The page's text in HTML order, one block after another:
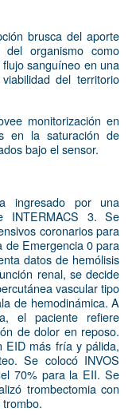
brusca del aporte
organismo como
sanguíneo en una
del territorio
monitorización en
en la saturación de
bajo el sensor.
ingresado por una
INTERMACS 3. Se
coronarios para
de Emergencia 0 para
datos de hemólisis
renal, se decide
vascular tipo
de hemodinámica. A
el paciente refiere
de dolor en reposo.
EID más fría y pálida,
Se colocó INVOS
70% para la EII. Se
trombectomia con